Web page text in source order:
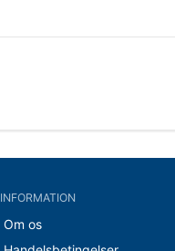
INFORMATION
Om os